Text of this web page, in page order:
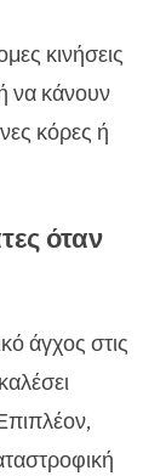
κινήσεις
να κάνουν
κόρες ή
όταν
άγχος στις